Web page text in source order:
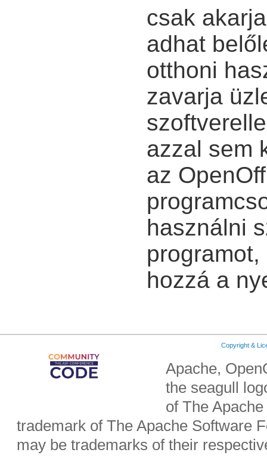
csak
adhat
otthoni
zavarja
azzal sem
az
használni
hozzá a
Copyright &
Apache,
the seagull
of The
trademark of The Apache Software
may be trademarks of their